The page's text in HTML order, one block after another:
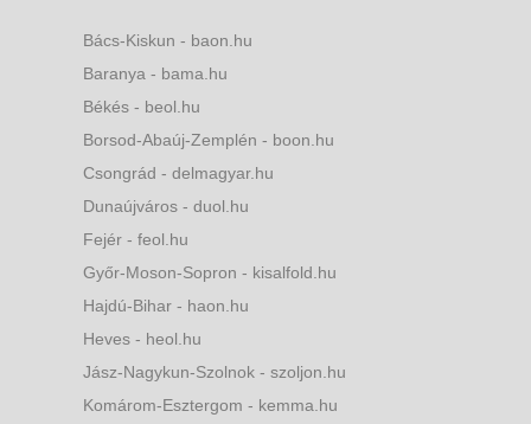
Bács-Kiskun - baon.hu
Baranya - bama.hu
Békés - beol.hu
Borsod-Abaúj-Zemplén - boon.hu
Csongrád - delmagyar.hu
Dunaújváros - duol.hu
Fejér - feol.hu
Győr-Moson-Sopron - kisalfold.hu
Hajdú-Bihar - haon.hu
Heves - heol.hu
Jász-Nagykun-Szolnok - szoljon.hu
Komárom-Esztergom - kemma.hu